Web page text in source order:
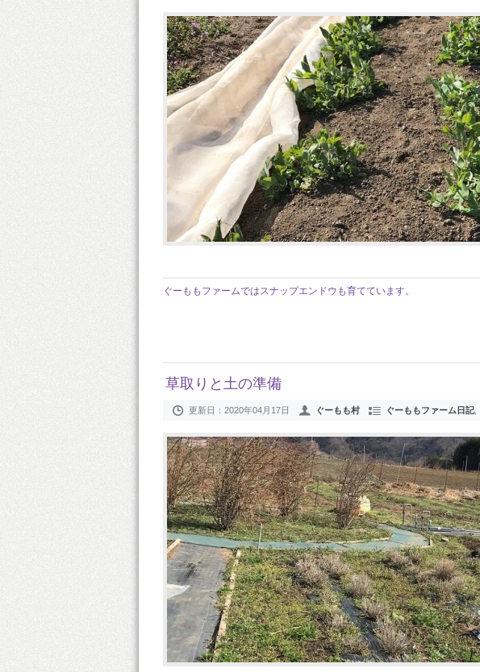
ぐーももファームではスナップエンドウも育てています。
草取りと土の準備
更新日： 2020年04月17日 ぐーもも村 ぐーももファーム日記,